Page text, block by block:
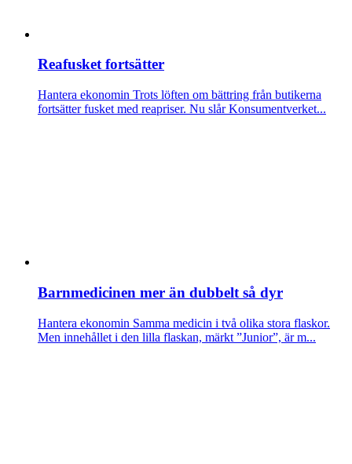
Reafusket fortsätter
Hantera ekonomin Trots löften om bättring från butikerna
fortsätter fusket med reapriser. Nu slår Konsumentverket...
Barnmedicinen mer än dubbelt så dyr
Hantera ekonomin Samma medicin i två olika stora flaskor.
Men innehållet i den lilla flaskan, märkt ”Junior”, är m...